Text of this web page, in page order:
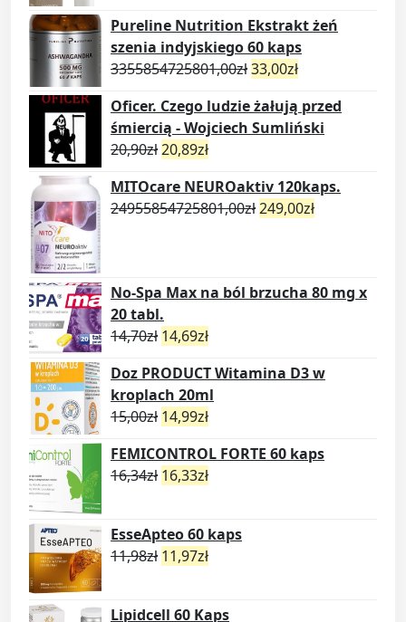
Pureline Nutrition Ekstrakt żeń
szenia indyjskiego 60 kaps
3355854725801,00zł33,00zł
Oficer. Czego ludzie żałują przed
śmiercią - Wojciech Sumliński
20,90zł20,89zł
MITOcare NEUROaktiv 120kaps.
24955854725801,00zł249,00zł
No-Spa Max na ból brzucha 80 mg x
20 tabl.
14,70zł 14,69zł
Doz PRODUCT Witamina D3 w
kroplach 20ml
15,00zł 14,99zł
FEMICONTROL FORTE 60 kaps
16,34zł 16,33zł
EsseApteo 60 kaps
11,98zł 11,97zł
Lipidcell 60 Kaps